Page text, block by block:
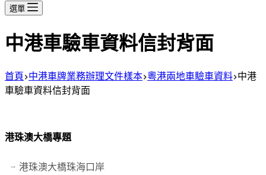
選單
中港車驗車資料信封背面
首頁 中港車牌業務辦理文件樣本 粵港兩地車驗車資料 中港
車驗車資料信封背面
港珠澳大橋專題
港珠澳大橋珠海口岸